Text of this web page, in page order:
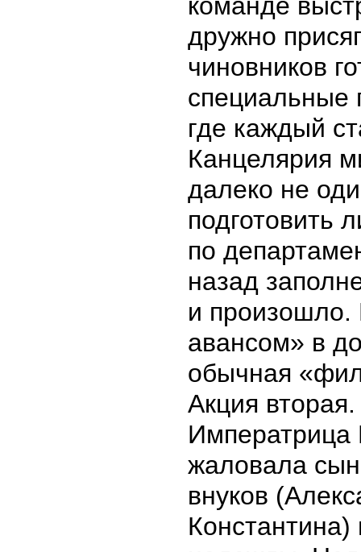
команде
дружно
чиновников
специальные
где каждый
Канцелярия
далеко не
подготовить
по
назад
и произошло.
авансом» в
обычная
Акция
Императрица
жаловала
внуков